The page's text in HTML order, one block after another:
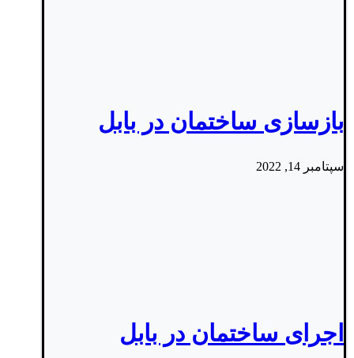
بازسازی ساختمان در بابل
سپتامبر 14, 2022
اجرای ساختمان در بابل